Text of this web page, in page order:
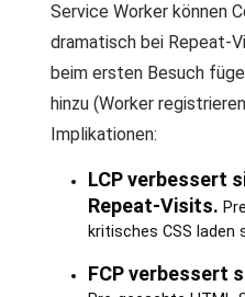
Service Worker können
dramatisch bei Repeat-
beim ersten Besuch
hinzu (Worker
Implikationen:
LCP verbessert
Repeat-Visits.
kritisches CSS laden
FCP verbessert